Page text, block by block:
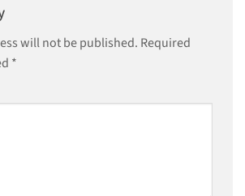
will not be published. Required
*